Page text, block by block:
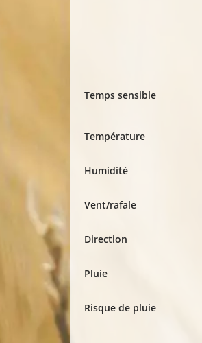
Temps sensible
Température
Humidité
Vent/rafale
Direction
Pluie
Risque de pluie